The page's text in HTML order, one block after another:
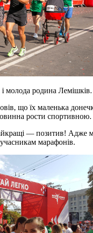
родина Лемішків.
що їх маленька
рости спортивною.
— позитив! Адже
марафонів.